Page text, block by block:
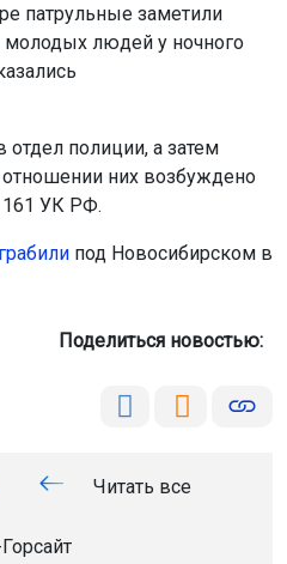
патрульные заметили
молодых людей у ночного
полиции, а затем
них возбуждено
161 УК РФ.
под Новосибирском в
Поделиться новостью:
Читать все